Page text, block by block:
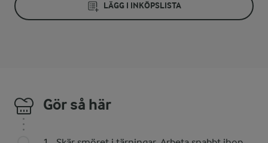
LÄGG I INKÖPSLISTA
Gör så här